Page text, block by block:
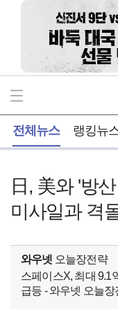
전체뉴스 랭킹뉴
日, 美와 '방
미사일과 격
와우넷 오늘장전략
스페이스X, 최대 9.1
급등 - 와우넷 오늘장